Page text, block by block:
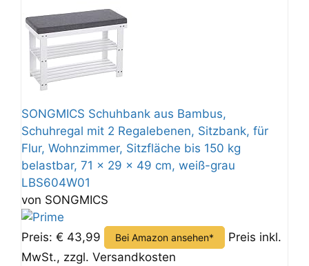
SONGMICS Schuhbank aus Bambus,
Schuhregal mit 2 Regalebenen, Sitzbank, für
Flur, Wohnzimmer, Sitzfläche bis 150 kg
belastbar, 71 x 29 x 49 cm, weiß-grau
LBS604W01
von SONGMICS
Preis: € 43,99 Bei Amazon ansehen*
Preis inkl.
MwSt., zzgl. Versandkosten